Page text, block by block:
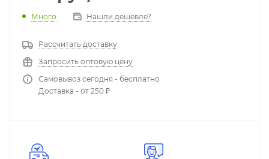
Много Нашли дешевле?
Рассчитать доставку
Запросить оптовую цену
Самовывоз сегодня - бесплатно
Доставка - от 250 ₽